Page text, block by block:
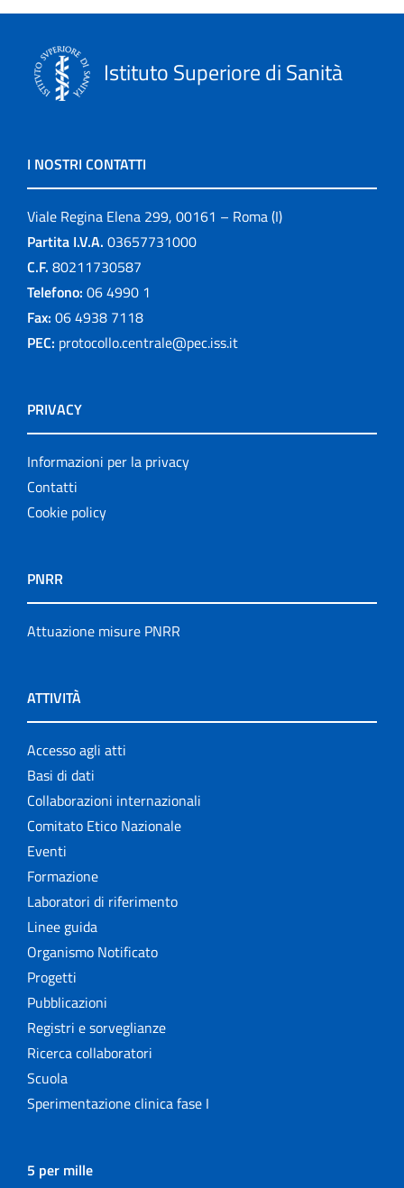
Istituto Superiore di Sanità
I NOSTRI CONTATTI
Viale Regina Elena 299, 00161 – Roma (I)
Partita I.V.A. 03657731000
C.F. 80211730587
Telefono: 06 4990 1
Fax: 06 4938 7118
PEC: protocollo.centrale@pec.iss.it
PRIVACY
Informazioni per la privacy
Contatti
Cookie policy
PNRR
Attuazione misure PNRR
ATTIVITÀ
Accesso agli atti
Basi di dati
Collaborazioni internazionali
Comitato Etico Nazionale
Eventi
Formazione
Laboratori di riferimento
Linee guida
Organismo Notificato
Progetti
Pubblicazioni
Registri e sorveglianze
Ricerca collaboratori
Scuola
Sperimentazione clinica fase I
5 per mille